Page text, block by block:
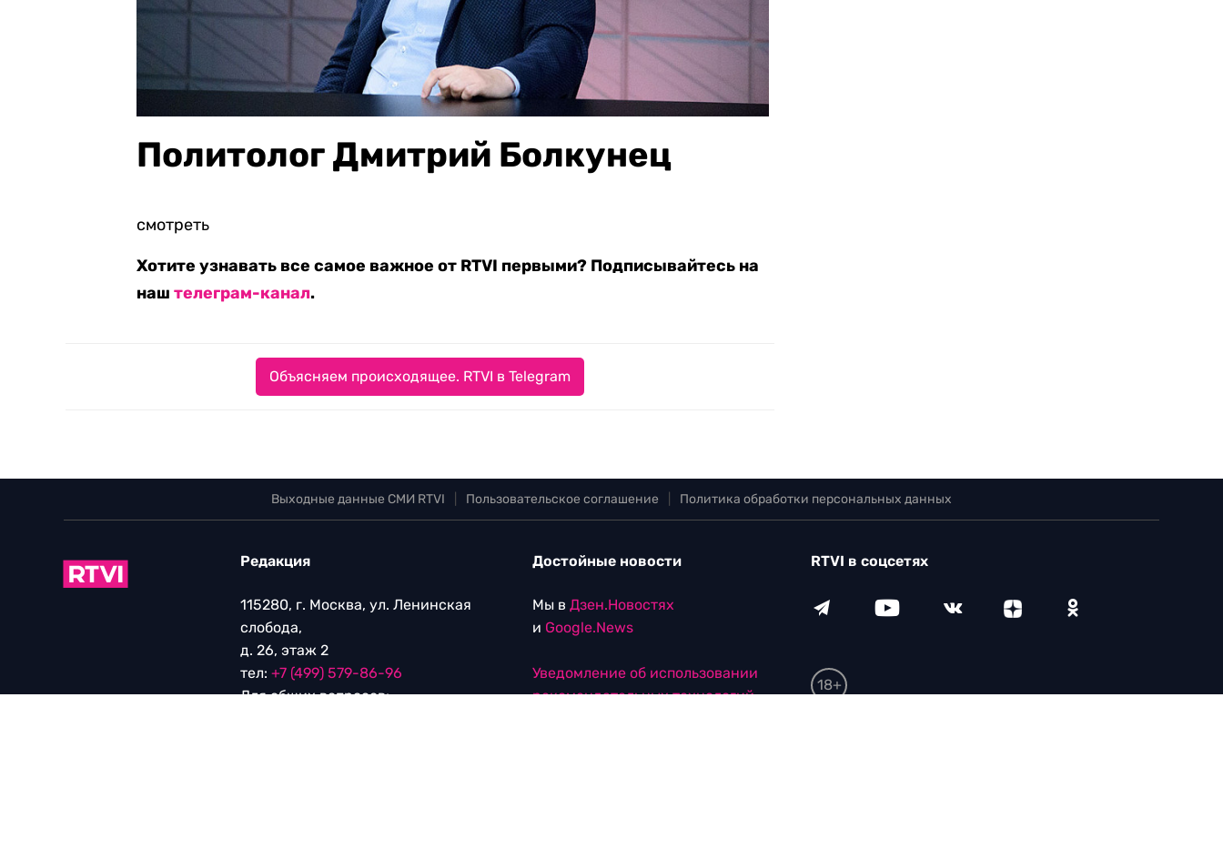
Политолог Дмитрий Болкунец
смотреть
Хотите узнавать все самое важное от RTVI первыми? Подписывайтесь на
наш телеграм-канал.
Объясняем происходящее. RTVI в Telegram
Выходные данные СМИ RTVI Пользовательское соглашение Политика обработки персональных данных
Редакция
115280, г. Москва, ул. Ленинская
слобода,
д. 26, этаж 2
тел: +7 (499) 579-86-96
Для общих вопросов:
Достойные новости
Мы в Дзен.Новостях
и Google.News
Уведомление об использовании
рекомендательных технологий
RTVI в соцсетях
18+